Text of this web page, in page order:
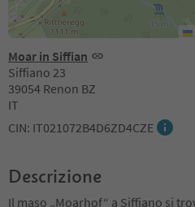
Moar in Siffian
Siffiano 23
39054 Renon BZ
IT
CIN: IT021072B4D6ZD4CZE
Descrizione
Il maso „Moarhof“ a Siffiano si